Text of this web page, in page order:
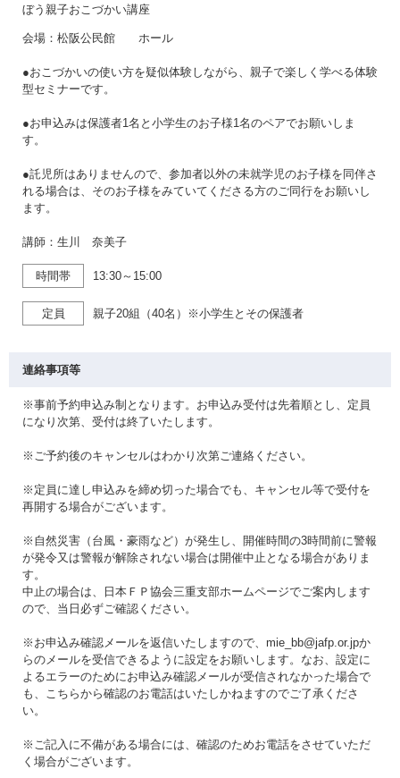
ぼう親子おこづかい講座
会場：松阪公民館 ホール
●おこづかいの使い方を疑似体験しながら、親子で楽しく学べる体験
型セミナーです。
●お申込みは保護者1名と小学生のお子様1名のペアでお願いしま
す。
●託児所はありませんので、参加者以外の未就学児のお子様を同伴さ
れる場合は、そのお子様をみていてくださる方のご同行をお願いし
ます。
講師：生川 奈美子
時間帯 13:30～15:00
定員 親子20組（40名）※小学生とその保護者
連絡事項等
※事前予約申込み制となります。お申込み受付は先着順とし、定員
になり次第、受付は終了いたします。
※ご予約後のキャンセルはわかり次第ご連絡ください。
※定員に達し申込みを締め切った場合でも、キャンセル等で受付を
再開する場合がございます。
※自然災害（台風・豪雨など）が発生し、開催時間の3時間前に警報
が発令又は警報が解除されない場合は開催中止となる場合がありま
す。
中止の場合は、日本ＦＰ協会三重支部ホームページでご案内します
ので、当日必ずご確認ください。
※お申込み確認メールを返信いたしますので、mie_bb@jafp.or.jpか
らのメールを受信できるように設定をお願いします。なお、設定に
よるエラーのためにお申込み確認メールが受信されなかった場合で
も、こちらから確認のお電話はいたしかねますのでご了承くださ
い。
※ご記入に不備がある場合には、確認のためお電話をさせていただ
く場合がございます。